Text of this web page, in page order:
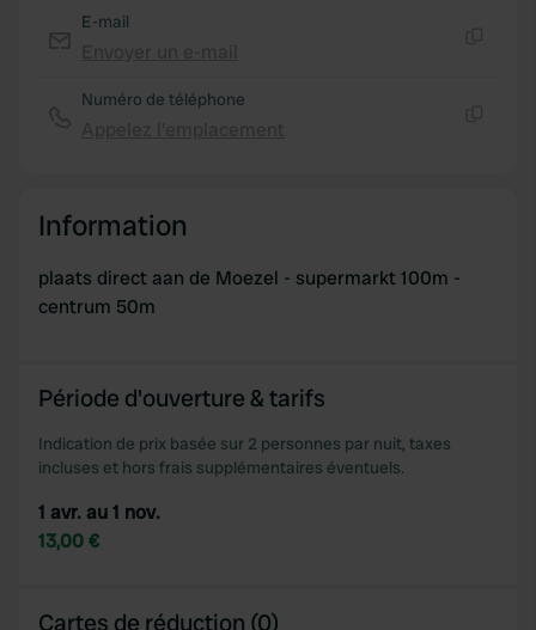
E-mail
Numéro de téléphone
Information
plaats direct aan de Moezel - supermarkt 100m -
centrum 50m
Période d'ouverture & tarifs
Indication de prix basée sur 2 personnes par nuit, taxes
incluses et hors frais supplémentaires éventuels.
1 avr. au 1 nov.
13,00 €
Cartes de réduction (0)